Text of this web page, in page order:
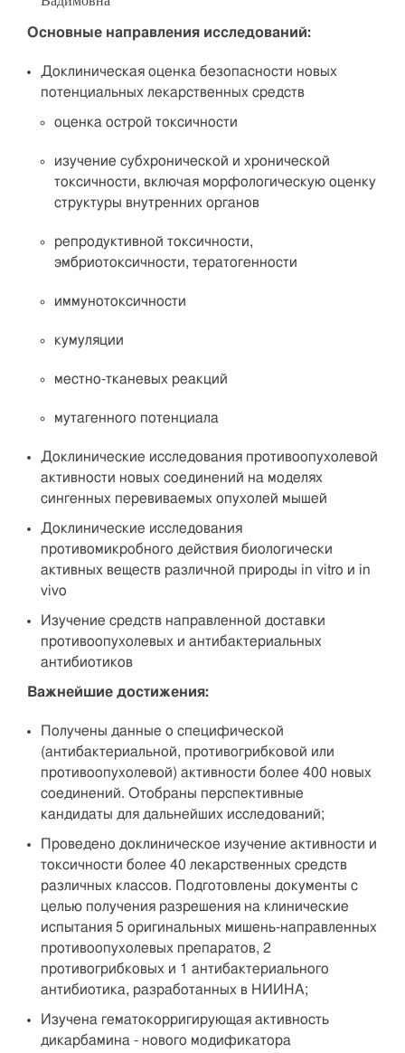
Основные направления исследований:
Доклиническая оценка безопасности новых
потенциальных лекарственных средств
оценка острой токсичности
изучение субхронической и хронической
токсичности, включая морфологическую оценку
структуры внутренних органов
репродуктивной токсичности,
эмбриотоксичности, тератогенности
иммунотоксичности
кумуляции
местно-тканевых реакций
мутагенного потенциала
Доклинические исследования противоопухолевой
активности новых соединений на моделях
сингенных перевиваемых опухолей мышей
Доклинические исследования
противомикробного действия биологически
активных веществ различной природы in vitro и in
vivo
Изучение средств направленной доставки
противоопухолевых и антибактериальных
антибиотиков
Важнейшие достижения:
Получены данные о специфической
(антибактериальной, противогрибковой или
противоопухолевой) активности более 400 новых
соединений. Отобраны перспективные
кандидаты для дальнейших исследований;
Проведено доклиническое изучение активности и
токсичности более 40 лекарственных средств
различных классов. Подготовлены документы с
целью получения разрешения на клинические
испытания 5 оригинальных мишень-направленных
противоопухолевых препаратов, 2
противогрибковых и 1 антибактериального
антибиотика, разработанных в НИИНА;
Изучена гематокорригирующая активность
дикарбамина - нового модификатора